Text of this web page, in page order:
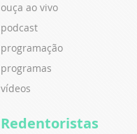
ouça ao vivo
podcast
programação
programas
vídeos
Redentoristas